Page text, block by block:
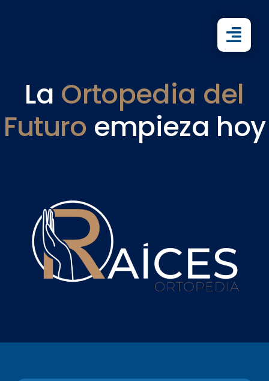
La Ortopedia del
Futuro empieza hoy